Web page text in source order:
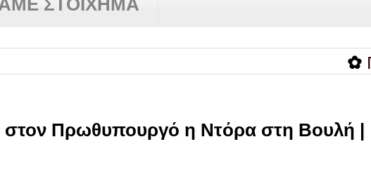
στον Πρωθυπουργό η Ντόρα στη Βουλή |